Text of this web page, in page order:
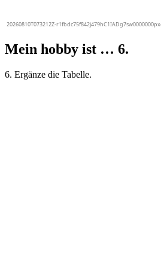
Mein hobby ist … 6.
6. Ergänze die Tabelle.